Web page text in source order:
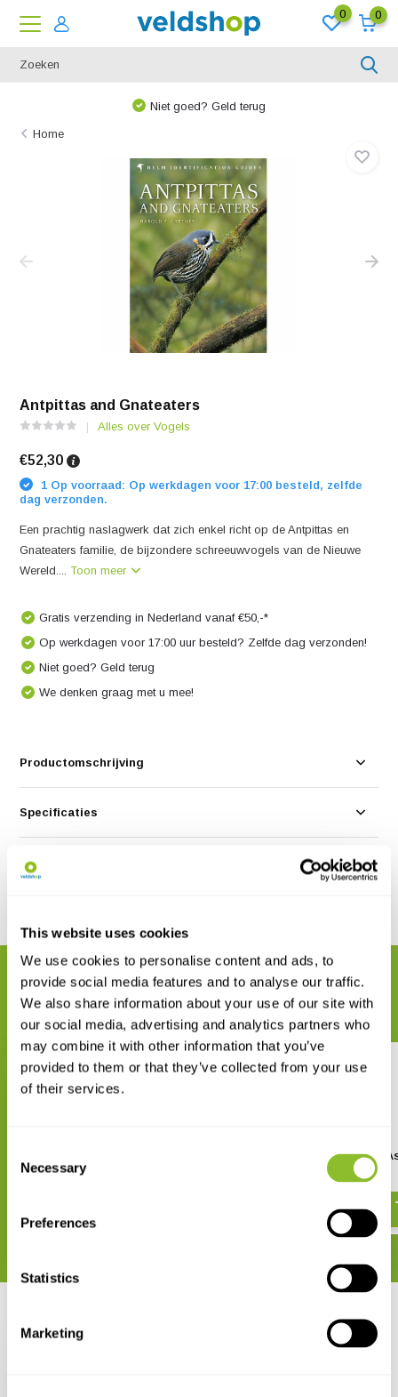
This website uses cookies
We use cookies to personalise content and ads, to
provide social media features and to analyse our traffic.
We also share information about your use of our site with
our social media, advertising and analytics partners who
may combine it with other information that you’ve
provided to them or that they’ve collected from your use
of their services.
Selection
Necessary
Preferences
Statistics
Marketing
0 0
Niet goed? Geld terug
Home
Antpittas and Gnateaters
Alles over Vogels
€52,30
1 Op voorraad: Op werkdagen voor 17:00 besteld, zelfde
dag verzonden.
Een prachtig naslagwerk dat zich enkel richt op de Antpittas en
Gnateaters familie, de bijzondere schreeuwvogels van de Nieuwe
Wereld....Toon meer
Gratis verzending in Nederland vanaf €50,-*
Op werkdagen voor 17:00 uur besteld? Zelfde dag verzonden!
Niet goed? Geld terug
We denken graag met u mee!
Productomschrijving
Specificaties
Reviews
GERELATEERDE PRODUCTEN
Maak uw bestelling compleet
Pittas, Broadbills and
€ 67,99